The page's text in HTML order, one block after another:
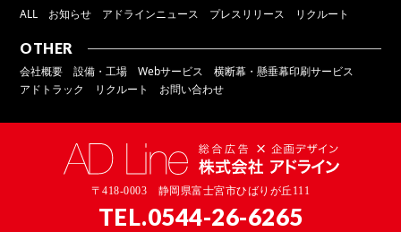
ALL お知らせ アドラインニュース プレスリリース リクルート
OTHER
会社概要 設備・工場 Webサービス
横断幕・懸垂幕印刷サービス
アドトラック
リクルート お問い合わせ
〒418-0003 静岡県富士宮市ひばりが丘111
TEL.0544-26-6265